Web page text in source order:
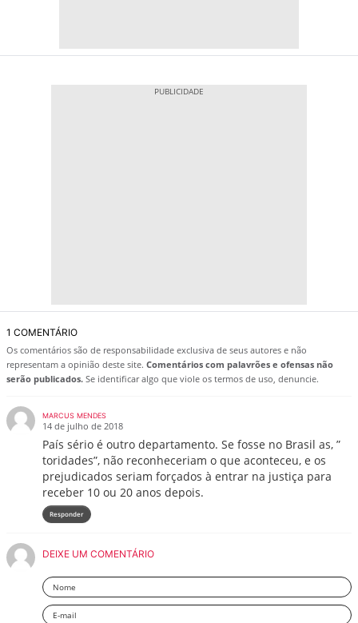
1 COMENTÁRIO
Os comentários são de responsabilidade exclusiva de seus autores e não
representam a opinião deste site. Comentários com palavrões e ofensas não
serão publicados. Se identificar algo que viole os termos de uso, denuncie.
MARCUS MENDES
14 de julho de 2018
País sério é outro departamento. Se fosse no Brasil as, ”
toridades”, não reconheceriam o que aconteceu, e os
prejudicados seriam forçados à entrar na justiça para
receber 10 ou 20 anos depois.
Responder
DEIXE UM COMENTÁRIO
Nome
Email